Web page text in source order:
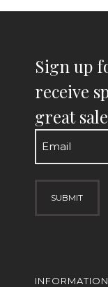
Sign up
receive
great
Email
(Required)
INFORMATION